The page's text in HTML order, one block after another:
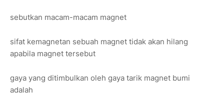
sebutkan macam-macam magnet
sifat kemagnetan sebuah magnet tidak akan hilang
apabila magnet tersebut
gaya yang ditimbulkan oleh gaya tarik magnet bumi
adalah